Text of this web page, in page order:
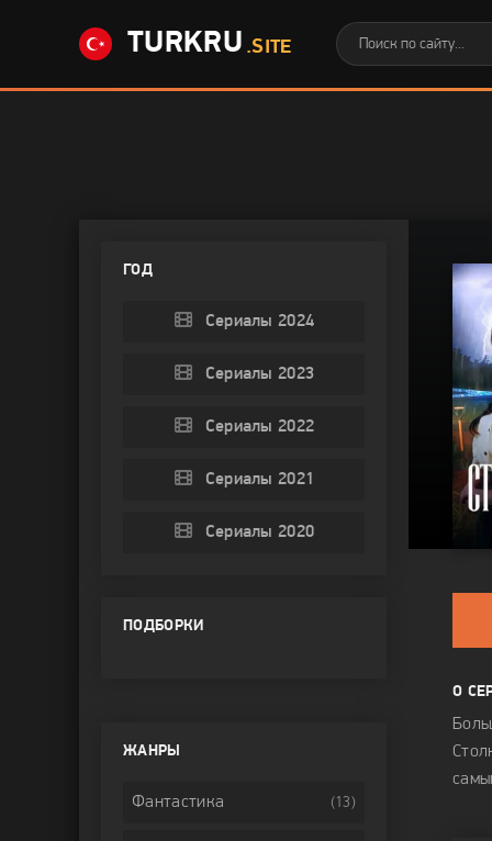
TURKRU .SITE
О
ГОД
Сериалы 2024
Сериалы 2023
Сериалы 2022
Сериалы 2021
Сериалы 2020
ПОДБОРКИ
ЖАНРЫ
Фантастика (13)